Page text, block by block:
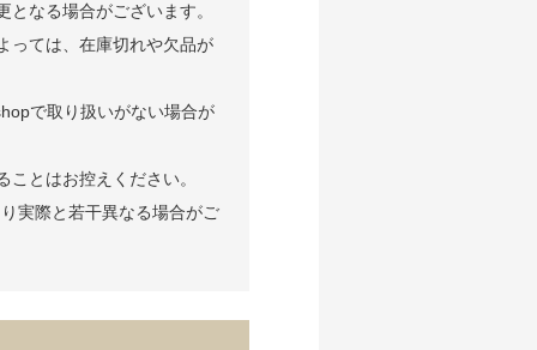
なる場合がございます。
っては、在庫切れや欠品が
で取り扱いがない場合が
とはお控えください。
実際と若干異なる場合がご